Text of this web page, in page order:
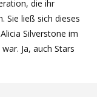
die ihr
Sie ließ sich dieses
Silverstone im
Ja, auch Stars